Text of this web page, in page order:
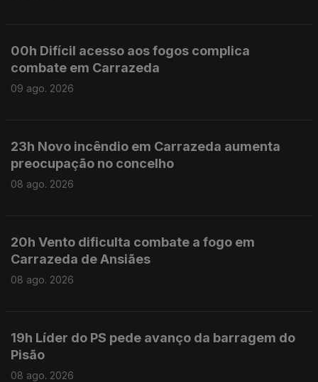
00h Difícil acesso aos fogos complica
combate em Carrazeda
09 ago. 2026
23h Novo incêndio em Carrazeda aumenta
preocupação no concelho
08 ago. 2026
20h Vento dificulta combate a fogo em
Carrazeda de Ansiães
08 ago. 2026
19h Líder do PS pede avanço da barragem do
Pisão
08 ago. 2026